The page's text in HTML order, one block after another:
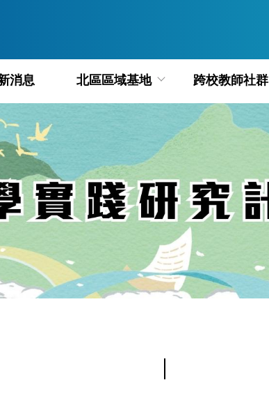
消息 北區區域基地 跨校教師社群